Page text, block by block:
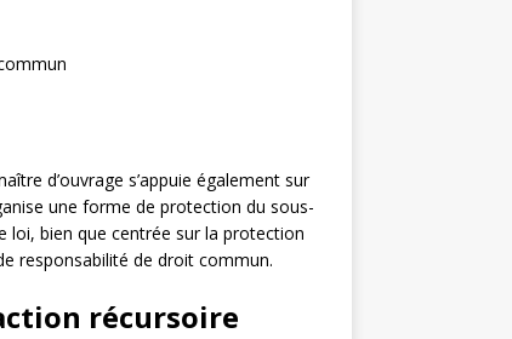
d’ouvrage s’appuie également sur
une forme de protection du sous-
loi, bien que centrée sur la protection
responsabilité de droit commun.
récursoire